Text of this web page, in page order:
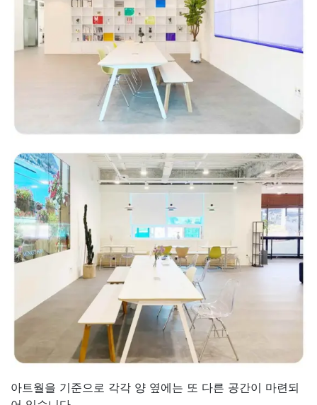
아트월을 기준으로 각각 양 옆에는 또 다른 공간이 마련되